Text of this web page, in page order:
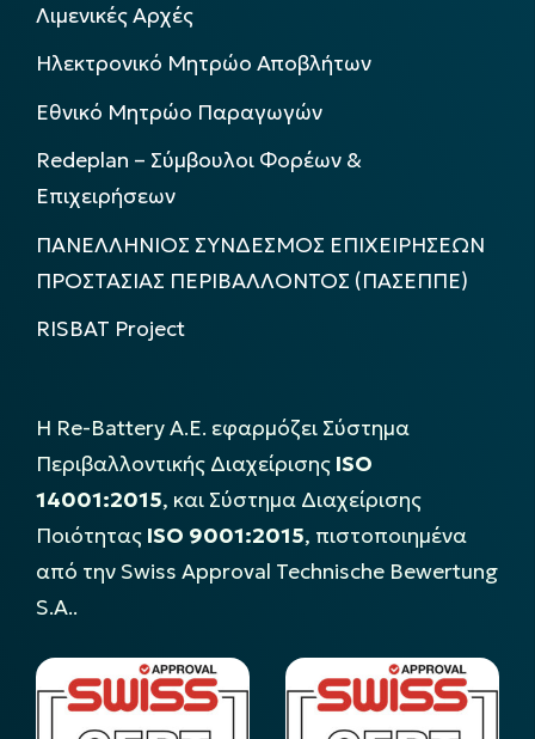
Λιμενικές Αρχές
Ηλεκτρονικό Μητρώο Αποβλήτων
Εθνικό Μητρώο Παραγωγών
Redeplan – Σύμβουλοι Φορέων &
Επιχειρήσεων
ΠΑΝΕΛΛΗΝΙΟΣ ΣΥΝΔΕΣΜΟΣ ΕΠΙΧΕΙΡΗΣΕΩΝ
ΠΡΟΣΤΑΣΙΑΣ ΠΕΡΙΒΑΛΛΟΝΤΟΣ (ΠΑΣΕΠΠΕ)
RISBAT Project
Η Re-Battery Α.Ε. εφαρμόζει Σύστημα
Περιβαλλοντικής Διαχείρισης ISO
14001:2015, και Σύστημα Διαχείρισης
Ποιότητας ISO 9001:2015, πιστοποιημένα
από την Swiss Approval Technische Bewertung
S.A..